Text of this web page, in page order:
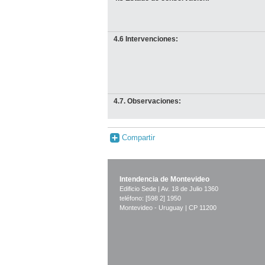
4.6 Intervenciones:
4.7. Observaciones:
Compartir
Intendencia de Montevideo
Edificio Sede | Av. 18 de Julio 1360
teléfono: [598 2] 1950
Montevideo - Uruguay | CP 11200